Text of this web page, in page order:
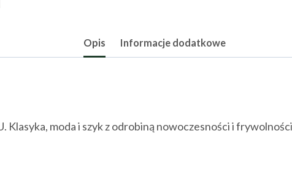
Opis Informacje dodatkowe
Klasyka, moda i szyk z odrobiną nowoczesności i